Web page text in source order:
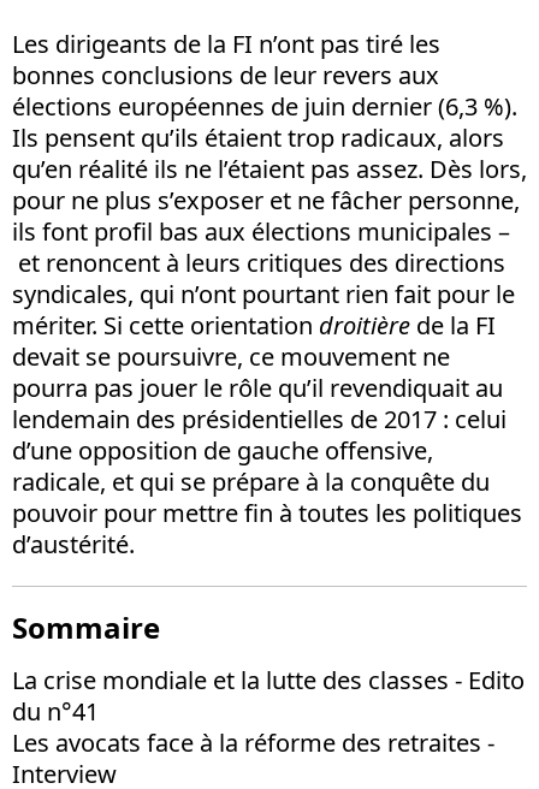
Les dirigeants de la FI n’ont pas tiré les
bonnes conclusions de leur revers aux
élections européennes de juin dernier (6,3 %).
Ils pensent qu’ils étaient trop radicaux, alors
qu’en réalité ils ne l’étaient pas assez. Dès lors,
pour ne plus s’exposer et ne fâcher personne,
ils font profil bas aux élections municipales –
et renoncent à leurs critiques des directions
syndicales, qui n’ont pourtant rien fait pour le
mériter. Si cette orientation droitière de la FI
devait se poursuivre, ce mouvement ne
pourra pas jouer le rôle qu’il revendiquait au
lendemain des présidentielles de 2017 : celui
d’une opposition de gauche offensive,
radicale, et qui se prépare à la conquête du
pouvoir pour mettre fin à toutes les politiques
d’austérité.
Sommaire
La crise mondiale et la lutte des classes - Edito
du n°41
Les avocats face à la réforme des retraites -
Interview